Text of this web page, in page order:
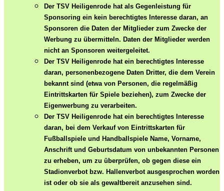
Der TSV Heiligenrode hat als Gegenleistung für
Sponsoring ein kein berechtigtes Interesse daran, an
Sponsoren die Daten der Mitglieder zum Zwecke der
Werbung zu übermitteln. Daten der Mitglieder werden
nicht an Sponsoren weitergeleitet.
Der TSV Heiligenrode hat ein berechtigtes Interesse
daran, personenbezogene Daten Dritter, die dem Verein
bekannt sind (etwa von Personen, die regelmäßig
Eintrittskarten für Spiele beziehen), zum Zwecke der
Eigenwerbung zu verarbeiten.
Der TSV Heiligenrode hat ein berechtigtes Interesse
daran, bei dem Verkauf von Eintrittskarten für
Fußballspiele und Handballspiele Name, Vorname,
Anschrift und Geburtsdatum von unbekannten Personen
zu erheben, um zu überprüfen, ob gegen diese ein
Stadionverbot bzw. Hallenverbot ausgesprochen worden
ist oder ob sie als gewaltbereit anzusehen sind.